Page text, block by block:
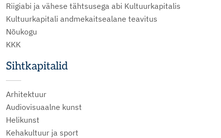
Riigiabi ja vähese tähtsusega abi Kultuurkapitalis
Kultuurkapitali andmekaitsealane teavitus
Nõukogu
KKK
Sihtkapitalid
Arhitektuur
Audiovisuaalne kunst
Helikunst
Kehakultuur ja sport